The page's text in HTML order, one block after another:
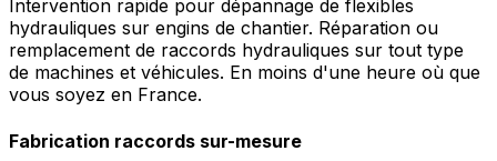
Intervention rapide pour dépannage de flexibles
hydrauliques sur engins de chantier. Réparation ou
remplacement de raccords hydrauliques sur tout type
de machines et véhicules. En moins d'une heure où que
vous soyez en France.
Fabrication raccords sur-mesure